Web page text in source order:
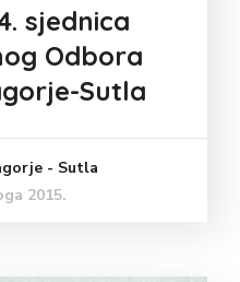
sjednica
Odbora
Sutla
- Sutla
2015.